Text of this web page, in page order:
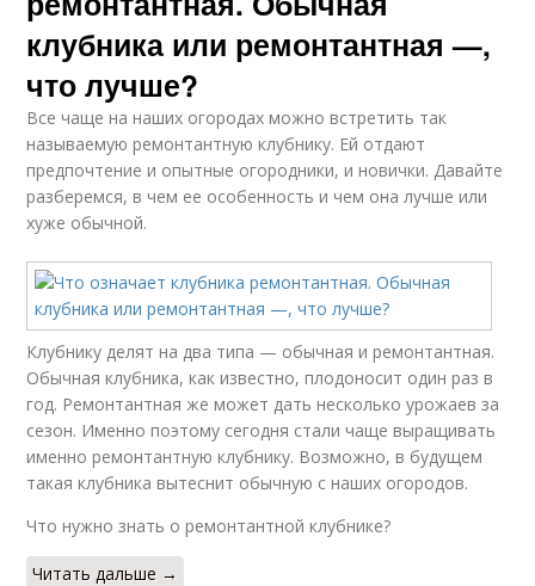
клубника или ремонтантная —,
что лучше?
Все чаще на наших огородах можно встретить так
называемую ремонтантную клубнику. Ей отдают
предпочтение и опытные огородники, и новички. Давайте
разберемся, в чем ее особенность и чем она лучше или
хуже обычной.
Клубнику делят на два типа — обычная и ремонтантная.
Обычная клубника, как известно, плодоносит один раз в
год. Ремонтантная же может дать несколько урожаев за
сезон. Именно поэтому сегодня стали чаще выращивать
именно ремонтантную клубнику. Возможно, в будущем
такая клубника вытеснит обычную с наших огородов.
Что нужно знать о ремонтантной клубнике?
Читать дальше →